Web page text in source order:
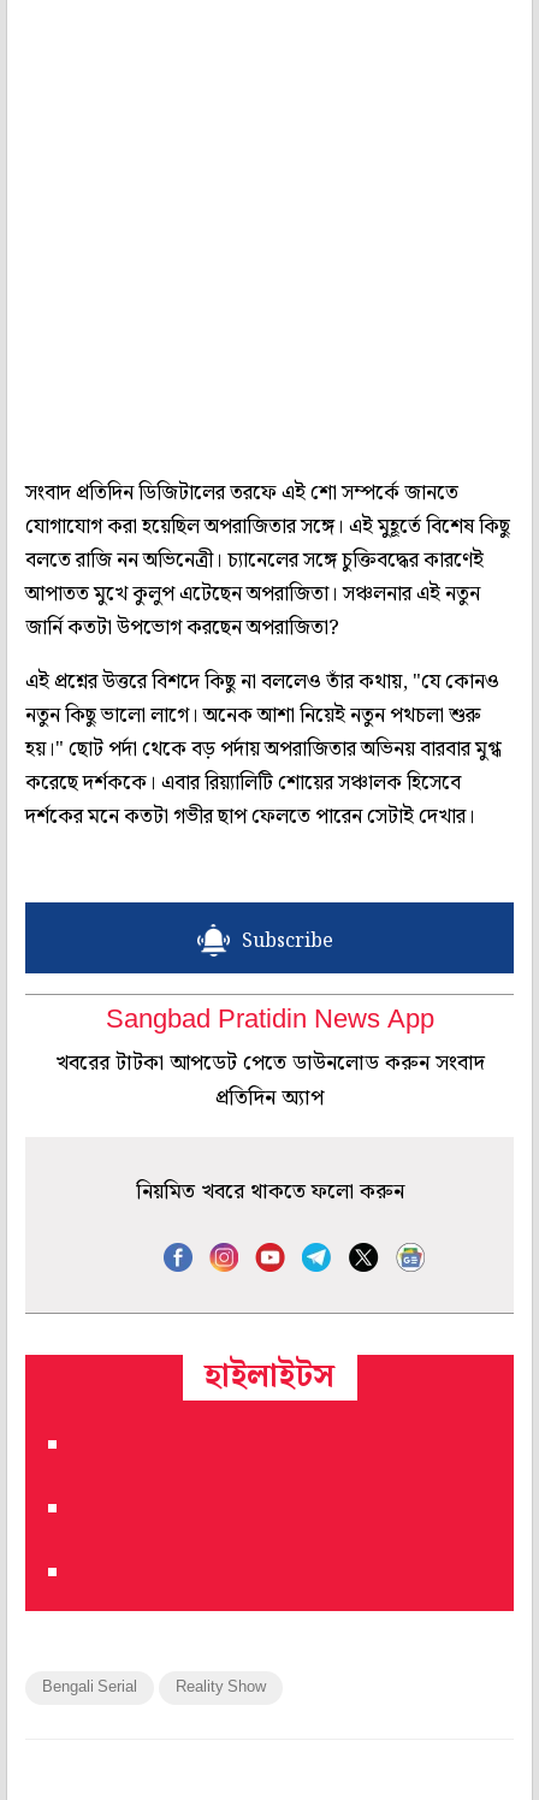
সংবাদ প্রতিদিন ডিজিটালের তরফে এই শো সম্পর্কে জানতে
যোগাযোগ করা হয়েছিল অপরাজিতার সঙ্গে। এই মুহূর্তে বিশেষ কিছু
বলতে রাজি নন অভিনেত্রী। চ্যানেলের সঙ্গে চুক্তিবদ্ধের কারণেই
আপাতত মুখে কুলুপ এটেছেন অপরাজিতা। সঞ্চলনার এই নতুন
জার্নি কতটা উপভোগ করছেন অপরাজিতা?
এই প্রশ্নের উত্তরে বিশদে কিছু না বললেও তাঁর কথায়, "যে কোনও
নতুন কিছু ভালো লাগে। অনেক আশা নিয়েই নতুন পথচলা শুরু
হয়।" ছোট পর্দা থেকে বড় পর্দায় অপরাজিতার অভিনয় বারবার মুগ্ধ
করেছে দর্শককে। এবার রিয়্যালিটি শোয়ের সঞ্চালক হিসেবে
দর্শকের মনে কতটা গভীর ছাপ ফেলতে পারেন সেটাই দেখার।
Subscribe
Sangbad Pratidin News App
খবরের টাটকা আপডেট পেতে ডাউনলোড করুন সংবাদ
প্রতিদিন অ্যাপ
নিয়মিত খবরে থাকতে ফলো করুন
হাইলাইটস
Bengali Serial Reality Show